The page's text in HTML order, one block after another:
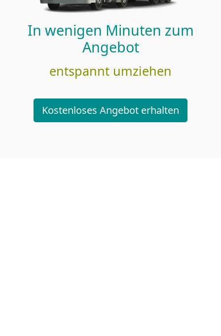
In wenigen Minuten zum
Angebot
entspannt umziehen
Kostenloses Angebot erhalten